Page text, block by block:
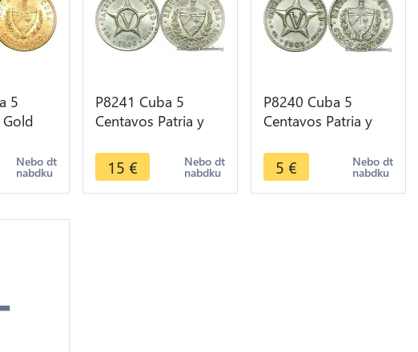
5
Nebo dt
nabdku
P8241 Cuba 5
Centavos Patria y
M Offer
15 € Nebo dt
nabdku
P8240 Cuba 5
Centavos Patria y
Offer
5 € Nebo dt
nabdku